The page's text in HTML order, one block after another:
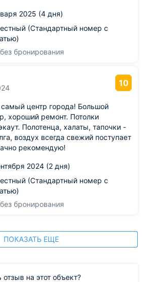
города. Отель влюбил в себя.
2025 (4 дня)
(Стандартный номер с
бронирования
10
центр города! Большой
хороший ремонт. Потолки
Полотенца, халаты, тапочки -
воздух всегда свежий поступает
рекомендую!
2024 (2 дня)
(Стандартный номер с
бронирования
ПОКАЗАТЬ ЕЩЕ
отзыв на этот объект?